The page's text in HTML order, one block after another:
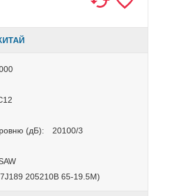
(дБ):
20100/3
205210B 65-19.5M)